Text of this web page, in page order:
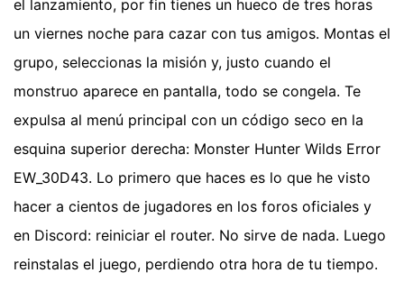
el lanzamiento, por fin tienes un hueco de tres horas
un viernes noche para cazar con tus amigos. Montas el
grupo, seleccionas la misión y, justo cuando el
monstruo aparece en pantalla, todo se congela. Te
expulsa al menú principal con un código seco en la
esquina superior derecha: Monster Hunter Wilds Error
EW_30D43. Lo primero que haces es lo que he visto
hacer a cientos de jugadores en los foros oficiales y
en Discord: reiniciar el router. No sirve de nada. Luego
reinstalas el juego, perdiendo otra hora de tu tiempo.